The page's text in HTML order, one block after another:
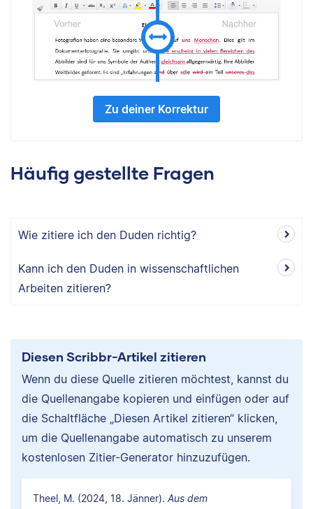
Zu deiner Korrektur
Häufig gestellte Fragen
Wie zitiere ich den Duden richtig?
Kann ich den Duden in wissenschaftlichen
Arbeiten zitieren?
Diesen Scribbr-Artikel zitieren
Wenn du diese Quelle zitieren möchtest, kannst du
die Quellenangabe kopieren und einfügen oder auf
die Schaltfläche „Diesen Artikel zitieren“ klicken,
um die Quellenangabe automatisch zu unserem
kostenlosen Zitier-Generator hinzuzufügen.
Theel, M. (2024, 18. Jänner). Aus dem